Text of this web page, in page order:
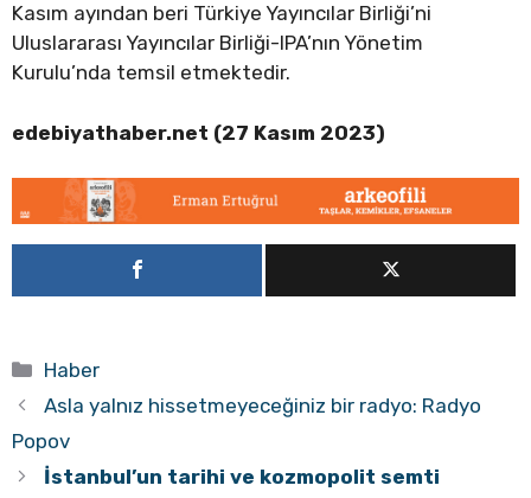
Kasım ayından beri Türkiye Yayıncılar Birliği’ni
Uluslararası Yayıncılar Birliği-IPA’nın Yönetim
Kurulu’nda temsil etmektedir.
edebiyathaber.net (27 Kasım 2023)
Kategoriler
Haber
Asla yalnız hissetmeyeceğiniz bir radyo: Radyo
Popov
İstanbul’un tarihi ve kozmopolit semti